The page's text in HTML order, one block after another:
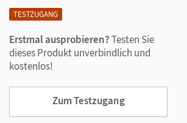
TESTZUGANG
Erstmal ausprobieren?Testen Sie
dieses Produkt unverbindlich und
kostenlos!
Zum Testzugang